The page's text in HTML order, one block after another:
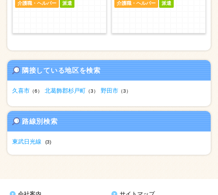
介護職・ヘルパー 派遣 介護職・ヘルパー 派遣
隣接している地区を検索
久喜市 （6） 北葛飾郡杉戸町 （3） 野田市 （3）
路線別検索
東武日光線 (3)